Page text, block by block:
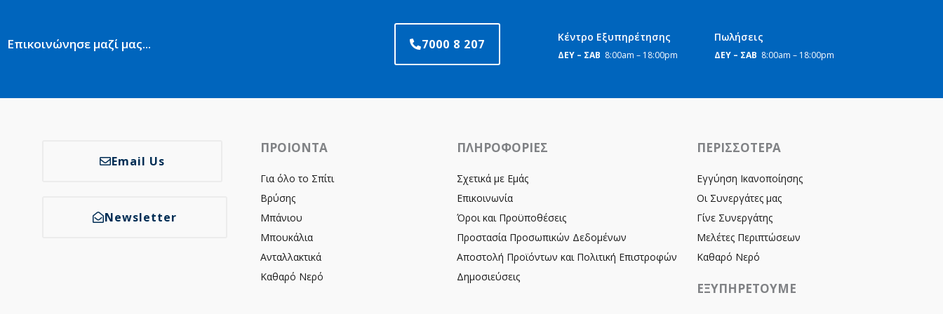
Επικοινώνησε μαζί μας... 7000 8 207 Κέντρο Εξυπηρέτησης
ΔΕΥ – ΣΑΒ 8:00am – 18:00pm
Πωλήσεις
ΔΕΥ – ΣΑΒ 8:00am – 18:00pm
Email Us
Newsletter
ΠΡΟΙΟΝΤΑ
Για όλο το Σπίτι
Βρύσης
Μπάνιου
Μπουκάλια
Ανταλλακτικά
Καθαρό Νερό
ΠΛΗΡΟΦΟΡΙΕΣ
Σχετικά με Εμάς
Επικοινωνία
Όροι και Προϋποθέσεις
Προστασία Προσωπικών Δεδομένων
Αποστολή Προϊόντων και Πολιτική Επιστροφών
Δημοσιεύσεις
ΠΕΡΙΣΣΟΤΕΡΑ
Εγγύηση Ικανοποίησης
Οι Συνεργάτες μας
Γίνε Συνεργάτης
Μελέτες Περιπτώσεων
Καθαρό Νερό
ΕΞΥΠΗΡΕΤΟΥΜΕ